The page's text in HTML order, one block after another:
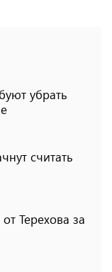
убрать
считать
Терехова за